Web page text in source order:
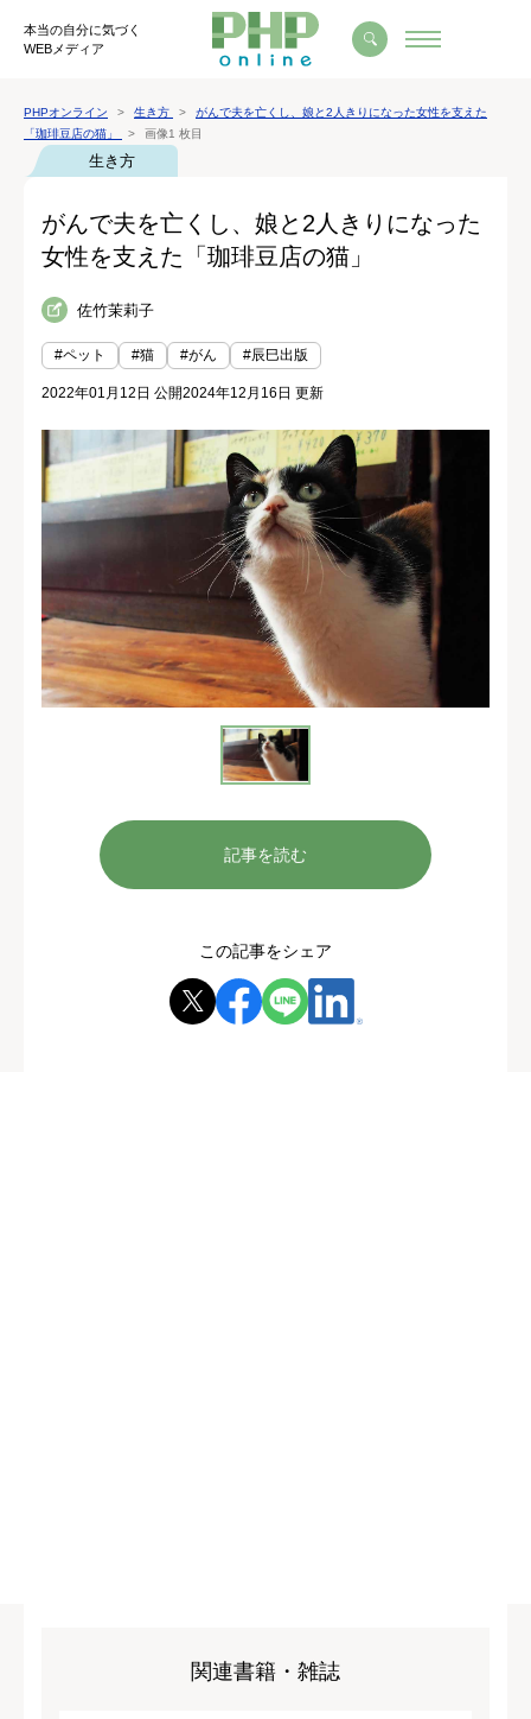
本当の自分に気づく
WEBメディア
PHPオンライン 生き方
がんで夫を亡くし、娘と2人きりになった女性を支えた
「珈琲豆店の猫」
画像1 枚目
生き方
がんで夫を亡くし、娘と2人きりになった
女性を支えた「珈琲豆店の猫」
佐竹茉莉子
#ペット #猫 #がん #辰巳出版
2022年01月12日 公開2024年12月16日 更新
記事を読む
この記事をシェア
関連書籍・雑誌